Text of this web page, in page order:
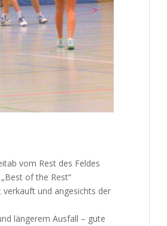
vom Rest des Feldes
of the Rest“
und angesichts der
längerem Ausfall – gute